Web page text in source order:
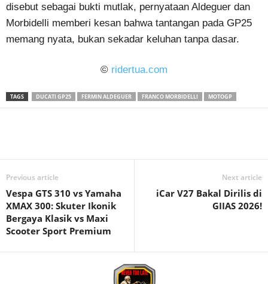
disebut sebagai bukti mutlak, pernyataan Aldeguer dan
Morbidelli memberi kesan bahwa tantangan pada GP25
memang nyata, bukan sekadar keluhan tanpa dasar.
© ridertua.com
TAGS DUCATI GP25 FERMIN ALDEGUER FRANCO MORBIDELLI MOTOGP
Previous article
Vespa GTS 310 vs Yamaha
XMAX 300: Skuter Ikonik
Bergaya Klasik vs Maxi
Scooter Sport Premium
Next article
iCar V27 Bakal Dirilis di
GIIAS 2026!